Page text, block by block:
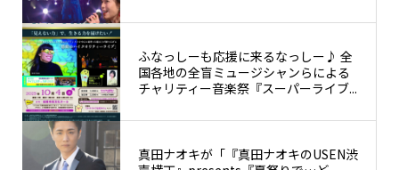
ふなっしーも応援に来るなっしー♪ 全
国各地の全盲ミュージシャンらによる
チャリティー音楽祭『スーパーライブ...
真田ナオキが「『真田ナオキのUSEN渋